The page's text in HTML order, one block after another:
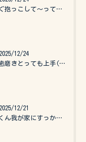
すぐ抱っこして〜って言うので、抱っこ紐に入れてゆらゆら☺️
2025/12/24
珀歯磨きとっても上手(о´∀`о)
2025/12/21
珀くん我が家にすっかりなれて、キッズのお世話もしてくれて、今...